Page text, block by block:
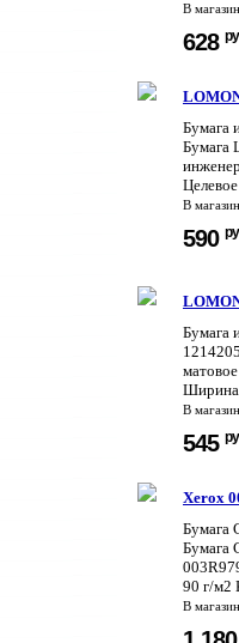
В
628
Бумага
Бумага
В
590
Бумага
Ширина
В
545
Xerox
Бумага
Бумага
90 г/м2
В